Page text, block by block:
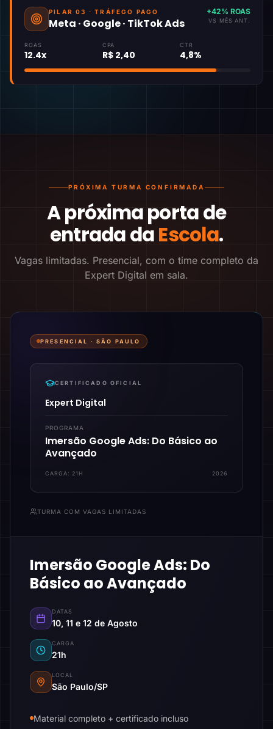
PILAR 03 · TRÁFEGO PAGO
Meta · Google · TikTok Ads
+42% ROAS
VS MÊS ANT.
ROAS
12.4x
CPA
R$ 2,40
CTR
4,8%
PRÓXIMA TURMA CONFIRMADA
A próxima porta de
entrada daEscola.
Vagas limitadas. Presencial, com o time completo da
Expert Digital em sala.
PRESENCIAL ·SÃO PAULO
CERTIFICADO OFICIAL
Expert Digital
PROGRAMA
Imersão Google Ads: Do Básico ao
Avançado
CARGA: 21H 2026
TURMA COM VAGAS LIMITADAS
Imersão Google Ads: Do
Básico ao Avançado
DATAS
10, 11 e 12 de Agosto
CARGA
21h
LOCAL
São Paulo/SP
Material completo + certificado incluso